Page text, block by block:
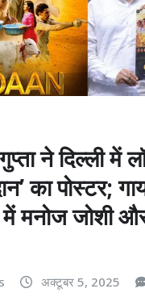
ने दिल्ली में
का पोस्टर;
मनोज जोशी
अक्टूबर 5, 2025